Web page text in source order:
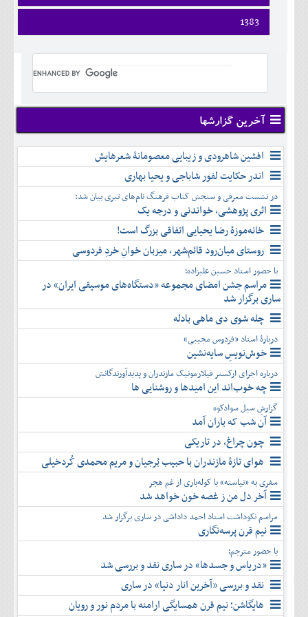
اسفند
دی
بهمن
آبان
آذر
دی
بهمن
شهريور
مهر
آبان
آذر
تير
مرداد
شهريور
مهر
دی
بهمن
اسفند
ارديبهشت
خرداد
تير
مرداد
آبان
آذر
دی
بهمن
اسفند
فروردين
ارديبهشت
خرداد
شهريور
مهر
آبان
آذر
دی
بهمن
اسفند
1383
فروردين
تير
مرداد
شهريور
مهر
آبان
آذر
دی
بهمن
اسفند
آخرین گزارشها
افشین شاهرودی و زیبایی معصومانۀ شعرهایش
اندر حکایت لفور شاباجی و یحیا بهاری
در نشست معرفی و سنجش کتاب فرهنگ نام‌های تبری بیان شد:
اثری پژوهشی، خواندنی و درجه یک
خانه‌موزۀ رضا یحیایی اتفاقی بزرگ است!
روستای میان‌رود قائم‌شهر، میزبان خوانِ خردِ فردوسی
با حضور استاد حسین علیزاده؛
مراسم جشن امضای مجموعه «دستگاه‌های موسیقی ایران» در
ساری برگزار شد
چله شوی دی ماهی بادله
دربارۀ استاد «فردوس مجیبی»
خوش‌نویسِ سایه‌نشین
درباره اجرای ارکستر فیلارمونیک مازندران و پدیدآورندگانش
چه خوب‌اند این امیدها و روشنایی ها
گزارشِ سیل سوادکوه
آن شب که باران آمد
چون چراغ، در تاریکی
هوای تازۀ مازندران با حبیب بُرجیان و مریم محمدی کُردخیلی
سفری به «نیاسته» با کوله‌باری از غم هجر
آخر دل من ز غصه خون خواهد شد
مراسم نکوداشت استاد احمد داداشی در ساری برگزار شد
نیم قرن پرسه‌نگاری
با حضور مترجم؛
«دریاس و جسدها» در ساری نقد و بررسی شد
نقد و بررسی «آخرین انار دنیا» در ساری
هایگاشن؛ نیم قرن همسایگی ارامنه با مردم نور و رویان